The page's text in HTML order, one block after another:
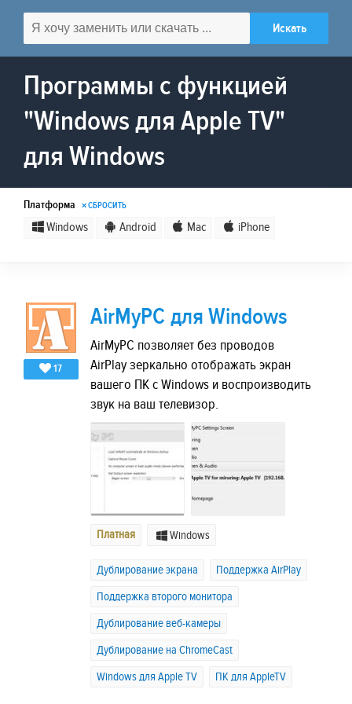
Программы с функцией
"Windows для Apple TV"
для Windows
Платформа × СБРОСИТЬ
Windows Android Mac iPhone
17
AirMyPC для Windows
AirMyPC позволяет без проводов
AirPlay зеркально отображать экран
вашего ПК с Windows и воспроизводить
звук на ваш телевизор.
Платная Windows
Дублирование экрана
Поддержка AirPlay
Поддержка второго монитора
Дублирование веб-камеры
Дублирование на ChromeCast
Windows для Apple TV
ПК для AppleTV